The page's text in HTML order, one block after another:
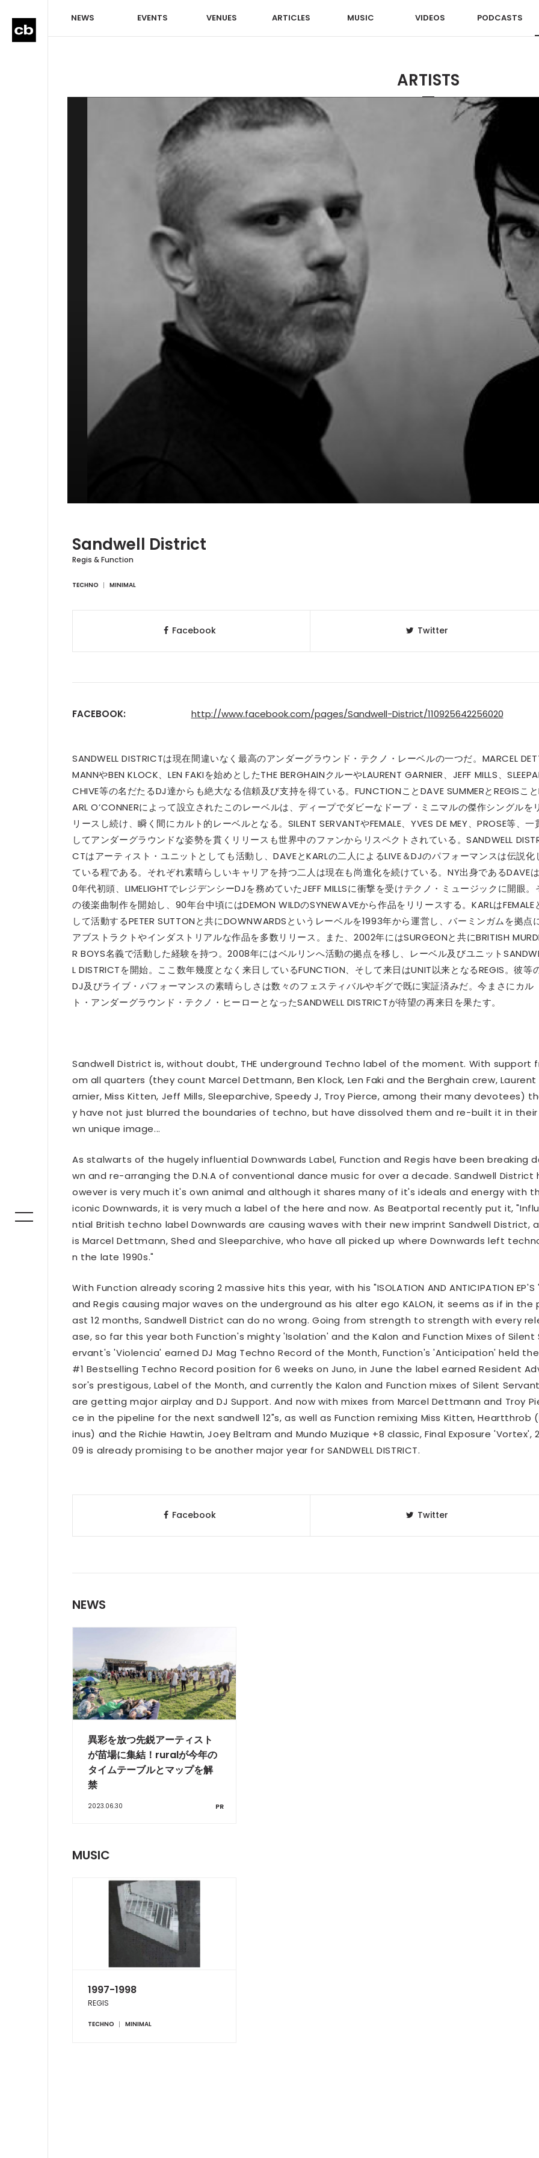
NEWS EVENTS VENUES ARTICLES MUSIC VIDEOS PODCASTS
ARTISTS
Sandwell District
Regis & Function
TECHNO MINIMAL
Facebook Twitter
FACEBOOK: http://www.facebook.com/pages/Sandwell-District/110925642256020
SANDWELL DISTRICTは現在間違いなく最高のアンダーグラウンド・テクノ・レーベルの一つだ。MARCEL
MANNやBEN KLOCK、LEN FAKIを始めとしたTHE BERGHAINクルーやLAURENT GARNIER、JEFF MILLS、
CHIVE等の名だたるDJ達からも絶大なる信頼及び支持を得ている。FUNCTIONことDAVE SUMMERとREGISこ
ARL O’CONNERによって設立されたこのレーベルは、ディープでダビーなドープ・ミニマルの傑作シングルをリ
リースし続け、瞬く間にカルト的レーベルとなる。SILENT SERVANTやFEMALE、YVES DE MEY、PROSE等、一
してアンダーグラウンドな姿勢を貫くリリースも世界中のファンからリスペクトされている。SANDWELL
CTはアーティスト・ユニットとしても活動し、DAVEとKARLの二人によるLIVE＆DJのパフォーマンスは伝説化
ている程である。それぞれ素晴らしいキャリアを持つ二人は現在も尚進化を続けている。NY出身であるDAVE
0年代初頭、LIMELIGHTでレジデンシーDJを務めていたJEFF MILLSに衝撃を受けテクノ・ミュージックに開眼。
の後楽曲制作を開始し、90年台中頃にはDEMON WILDのSYNEWAVEから作品をリリースする。KARLはFEMALE
して活動するPETER SUTTONと共にDOWNWARDSというレーベルを1993年から運営し、バーミンガムを拠点
アブストラクトやインダストリアルな作品を多数リリース。また、2002年にはSURGEONと共にBRITISH
R BOYS名義で活動した経験を持つ。2008年にはベルリンへ活動の拠点を移し、レーベル及びユニット
L DISTRICTを開始。ここ数年幾度となく来日しているFUNCTION、そして来日はUNIT以来となるREGIS。彼等
DJ及びライブ・パフォーマンスの素晴らしさは数々のフェスティバルやギグで既に実証済みだ。今まさにカル
ト・アンダーグラウンド・テクノ・ヒーローとなったSANDWELL DISTRICTが待望の再来日を果たす。
Sandwell District is, without doubt, THE underground Techno label of the moment. With support
om all quarters (they count Marcel Dettmann, Ben Klock, Len Faki and the Berghain crew, Laurent
arnier, Miss Kitten, Jeff Mills, Sleeparchive, Speedy J, Troy Pierce, among their many devotees)
y have not just blurred the boundaries of techno, but have dissolved them and re-built it in their
wn unique image...
As stalwarts of the hugely influential Downwards Label, Function and Regis have been breaking
wn and re-arranging the D.N.A of conventional dance music for over a decade. Sandwell District
owever is very much it's own animal and although it shares many of it's ideals and energy with
iconic Downwards, it is very much a label of the here and now. As Beatportal recently put it,
ntial British techno label Downwards are causing waves with their new imprint Sandwell District,
is Marcel Dettmann, Shed and Sleeparchive, who have all picked up where Downwards left
n the late 1990s."
With Function already scoring 2 massive hits this year, with his "ISOLATION AND ANTICIPATION EP'S
and Regis causing major waves on the underground as his alter ego KALON, it seems as if in the
ast 12 months, Sandwell District can do no wrong. Going from strength to strength with every
ase, so far this year both Function's mighty 'Isolation' and the Kalon and Function Mixes of Silent
ervant's 'Violencia' earned DJ Mag Techno Record of the Month, Function's 'Anticipation' held the
#1 Bestselling Techno Record position for 6 weeks on Juno, in June the label earned Resident
sor's prestigous, Label of the Month, and currently the Kalon and Function mixes of Silent Servant
are getting major airplay and DJ Support. And now with mixes from Marcel Dettmann and Troy
ce in the pipeline for the next sandwell 12"s, as well as Function remixing Miss Kitten, Heartthrob
inus) and the Richie Hawtin, Joey Beltram and Mundo Muzique +8 classic, Final Exposure 'Vortex',
09 is already promising to be another major year for SANDWELL DISTRICT.
Facebook Twitter
NEWS
異彩を放つ先鋭アーティスト
が苗場に集結！ruralが今年の
タイムテーブルとマップを解
禁
2023.06.30 PR
MUSIC
1997-1998
REGIS
TECHNO MINIMAL